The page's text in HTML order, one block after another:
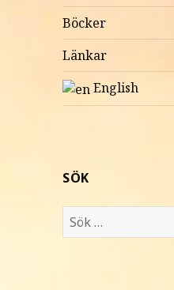
Böcker
Länkar
English
SÖK
S
ö